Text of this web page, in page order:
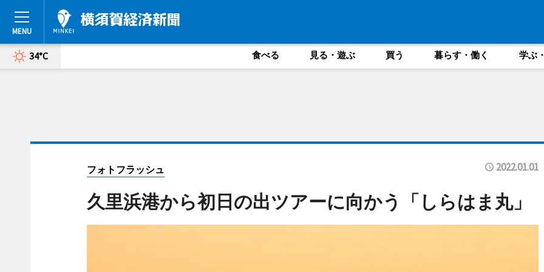
34°C 食べる 見る・遊ぶ 買う 暮らす・働く 学ぶ
フォトフラッシュ 2022.01.01
久里浜港から初日の出ツアーに向かう「しらはま丸」